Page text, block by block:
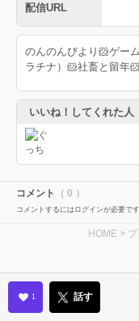
配信URL
のんのんびより🐹ゲー
ラチナ）🐹社畜と留年
いいね！してくれた人
コメント （ 0 ）
コメントするにはログインが必要です
HOME >
1 話す